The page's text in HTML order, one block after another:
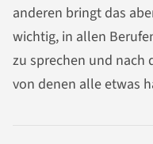
anderen bringt das
wichtig, in allen
zu sprechen und nach
von denen alle etwas